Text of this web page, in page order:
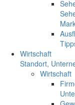
Wirtschaft
Standort,
Wirtschaft